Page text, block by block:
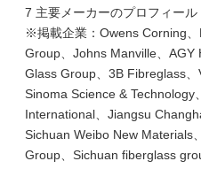
7 主要メーカーのプロフィール
※掲載企業：Owens Corning
Group、Johns Manville、AGY
Glass Group、3B Fibreglass、
Sinoma Science & Technology
International、Jiangsu
Sichuan Weibo New Materials
Group、Sichuan fiberglass